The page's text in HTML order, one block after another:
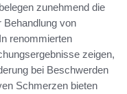
belegen zunehmend die
Behandlung von
renommierten
zeigen,
bei Beschwerden
Schmerzen bieten